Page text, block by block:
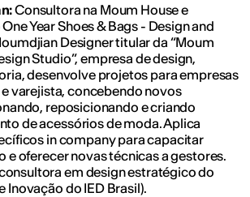
Consultora na Moum House e
Year Shoes & Bags - Design and
Designer titular da “Moum
Studio”, empresa de design,
desenvolve projetos para empresas
varejista, concebendo novos
reposicionando e criando
de acessórios de moda. Aplica
in company para capacitar
e oferecer novas técnicas a gestores.
em design estratégico do
Inovação do IED Brasil).